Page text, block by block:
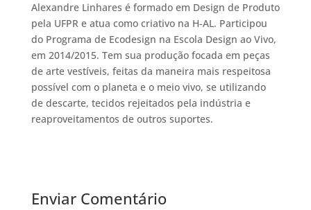
Alexandre Linhares é formado em Design de Produto
pela UFPR e atua como criativo na H-AL. Participou
do Programa de Ecodesign na Escola Design ao Vivo,
em 2014/2015. Tem sua produção focada em peças
de arte vestíveis, feitas da maneira mais respeitosa
possível com o planeta e o meio vivo, se utilizando
de descarte, tecidos rejeitados pela indústria e
reaproveitamentos de outros suportes.
Enviar Comentário